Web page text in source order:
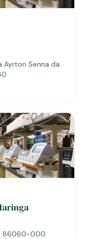
Ayrton Senna da
86060-000